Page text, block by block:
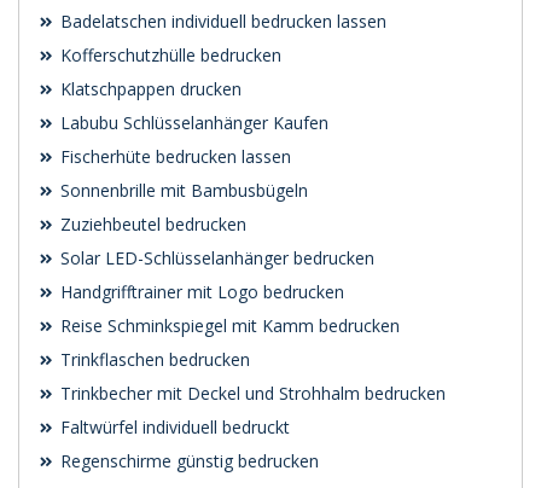
Badelatschen individuell bedrucken lassen
Kofferschutzhülle bedrucken
Klatschpappen drucken
Labubu Schlüsselanhänger Kaufen
Fischerhüte bedrucken lassen
Sonnenbrille mit Bambusbügeln
Zuziehbeutel bedrucken
Solar LED-Schlüsselanhänger bedrucken
Handgrifftrainer mit Logo bedrucken
Reise Schminkspiegel mit Kamm bedrucken
Trinkflaschen bedrucken
Trinkbecher mit Deckel und Strohhalm bedrucken
Faltwürfel individuell bedruckt
Regenschirme günstig bedrucken